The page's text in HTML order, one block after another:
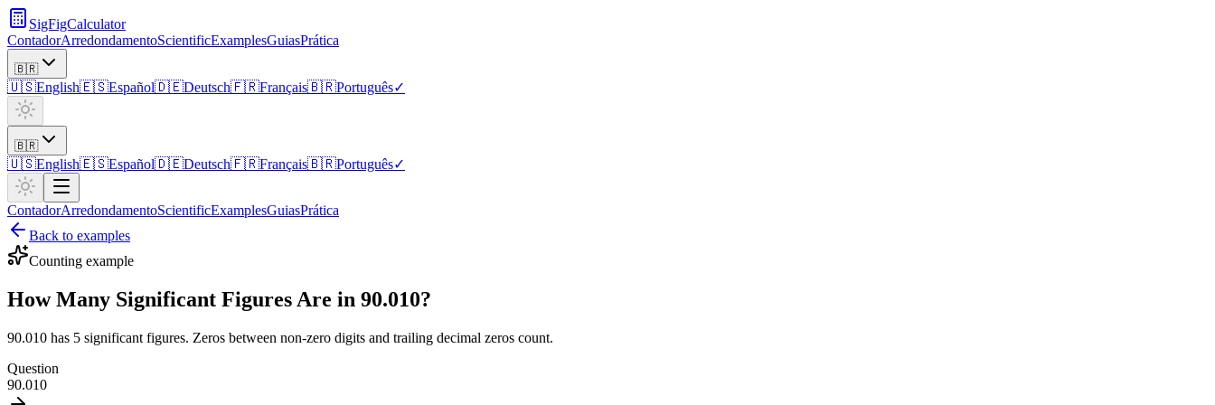
SigFigCalculator
ContadorArredondamentoScientificExamplesGuiasPrática
🇧🇷
🇺🇸English🇪🇸Español🇩🇪Deutsch🇫🇷Français🇧🇷Português✓
🇧🇷
🇺🇸English🇪🇸Español🇩🇪Deutsch🇫🇷Français🇧🇷Português✓
ContadorArredondamentoScientificExamplesGuiasPrática
Back to examples
Counting example
How Many Significant Figures Are in 90.010?
90.010 has 5 significant figures. Zeros between non-zero digits and trailing decimal zeros count.
Question
90.010